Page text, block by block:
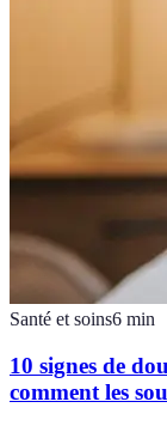
Santé et soins6 min
10 signes de
comment les